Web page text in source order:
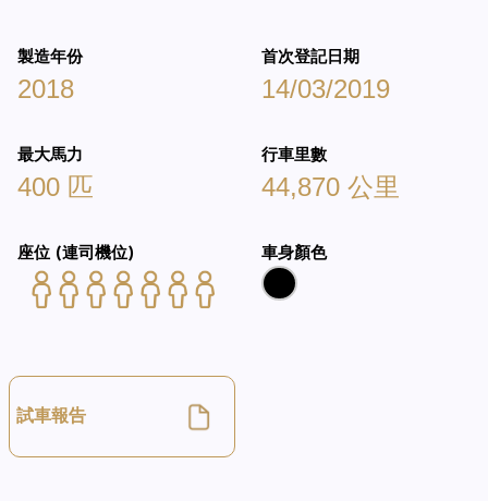
製造年份
2018
首次登記日期
14/03/2019
最大馬力
400 匹
行車里數
44,870 公里
座位 (連司機位) 車身顏色
試車報告